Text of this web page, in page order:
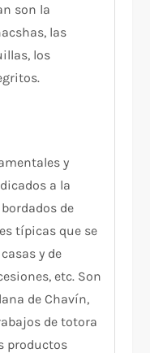
son la
las
los
y
a la
de
típicas que se
y de
etc. Son
de Chavín,
de totora
productos